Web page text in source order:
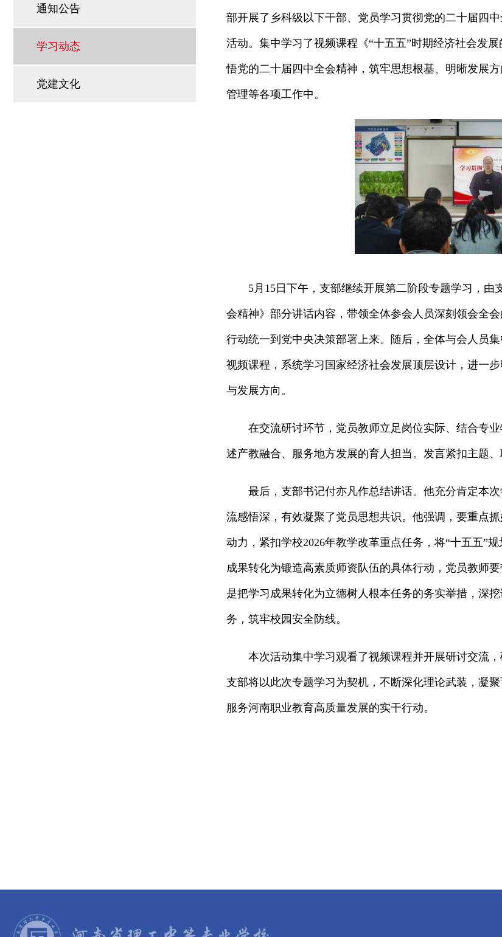
通知公告
学习动态
党建文化
部开展了乡科级以下干部、党员学习贯彻党的二十届四
活动。集中学习了视频课程《“十五五”时期经济社会发
悟党的二十届四中全会精神，筑牢思想根基、明晰发展
管理等各项工作中。
5月15日下午，支部继续开展第二阶段专题学习，
会精神》部分讲话内容，带领全体参会人员深刻领会全
行动统一到党中央决策部署上来。随后，全体与会人员
视频课程，系统学习国家经济社会发展顶层设计，进一
与发展方向。
在交流研讨环节，党员教师立足岗位实际、结合专
述产教融合、服务地方发展的育人担当。发言紧扣主题、
最后，支部书记付亦凡作总结讲话。他充分肯定本
流感悟深，有效凝聚了党员思想共识。他强调，要重点
动力，紧扣学校2026年教学改革重点任务，将“十五五”
成果转化为锻造高素质师资队伍的具体行动，党员教师
是把学习成果转化为立德树人根本任务的务实举措，深
务，筑牢校园安全防线。
本次活动集中学习观看了视频课程并开展研讨交流
支部将以此次专题学习为契机，不断深化理论武装，凝
服务河南职业教育高质量发展的实干行动。